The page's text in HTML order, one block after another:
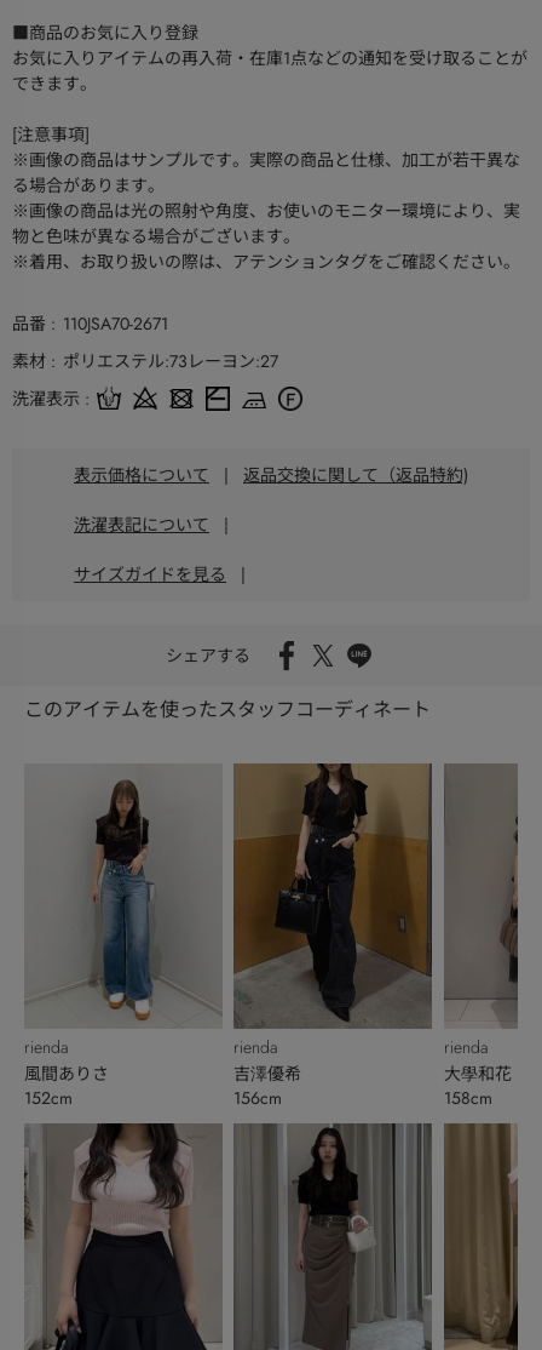
■商品のお気に入り登録
お気に入りアイテムの再入荷・在庫1点などの通知を受け取ることが
できます。
[注意事項]
※画像の商品はサンプルです。実際の商品と仕様、加工が若干異な
る場合があります。
※画像の商品は光の照射や角度、お使いのモニター環境により、実
物と色味が異なる場合がございます。
※着用、お取り扱いの際は、アテンションタグをご確認ください。
品番
110JSA70-2671
素材
ポリエステル:73レーヨン:27
洗濯表示
表示価格について | 返品交換に関して（返品特約)
洗濯表記について |
サイズガイドを見る |
シェアする
このアイテムを使ったスタッフコーディネート
rienda
風間ありさ
152cm
rienda
吉澤優希
156cm
rienda
大學和花
158cm